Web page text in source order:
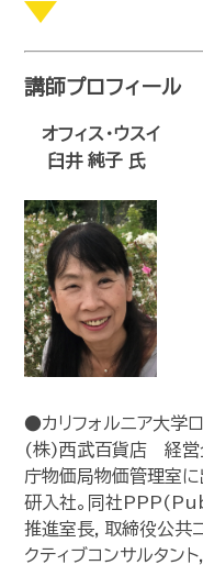
講師プロフィール
オフィス・ウスイ
臼井 純子 氏
●カリフォルニア大学
(株)西武百貨店 経営
庁物価局物価管理室
研入社。同社
推進室長，取締役公共
クティブコンサルタン